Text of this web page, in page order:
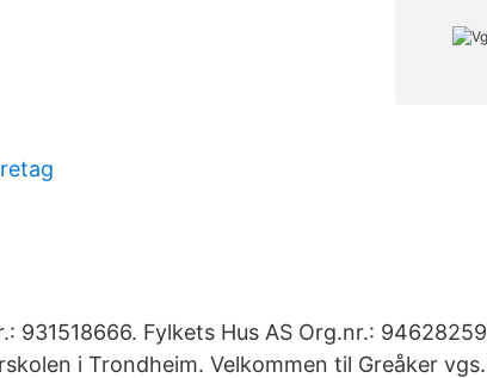
931518666. Fylkets Hus AS Org.nr.:
i Trondheim. Velkommen til Greåker